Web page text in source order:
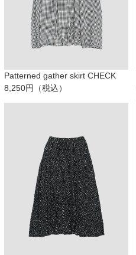
Patterned gather skirt CHECK
8,250円（税込）